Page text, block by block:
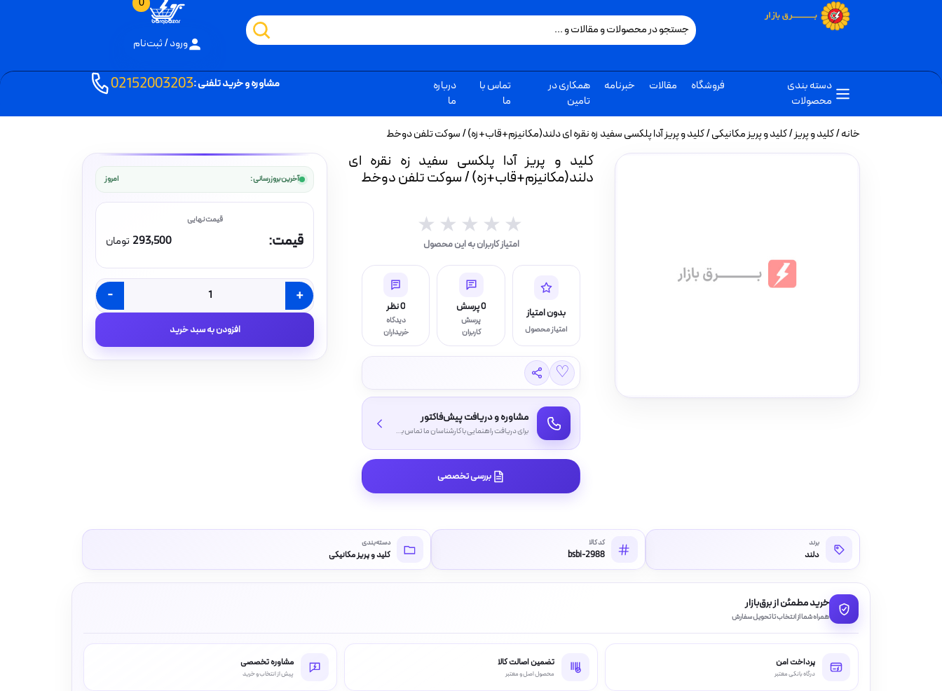
0
ورود / ثبت‌نام
دسته بندی
محصولات
فروشگاه مقالات خبرنامه
همکاری در
تامین
تماس با
ما
درباره
ما
مشاوره و خرید تلفنی :02152003203
خانه/کلید و پریز/کلید و پریز مکانیکی/ کلید و پریز آدا پلکسی سفید زه نقره ای دلند(مکانیزم+قاب+زه) / سوکت تلفن دوخط
کلید و پریز آدا پلکسی سفید زه نقره ای
دلند(مکانیزم+قاب+زه) / سوکت تلفن دوخط
★★★★★
امتیاز کاربران به این محصول
بدون امتیاز
امتیاز محصول
0 پرسش
پرسش
کاربران
0 نظر
دیدگاه
خریداران
♡
مشاوره و دریافت پیش‌فاکتور
برای دریافت راهنمایی با کارشناسان ما تماس بگیرید
بررسی تخصصی
آخرین بروزرسانی : امروز
قیمت: تومان
-
و
پریز
آدا
+
افزودن به سبد خرید
برند
دلند
کد کالا
bsbi-2988
دسته‌بندی
کلید و پریز مکانیکی
خرید مطمئن از برق‌بازار
همراه شما از انتخاب تا تحویل سفارش
پرداخت امن
درگاه بانکی معتبر
تضمین اصالت کالا
محصول اصل و معتبر
مشاوره تخصصی
پیش از انتخاب و خرید